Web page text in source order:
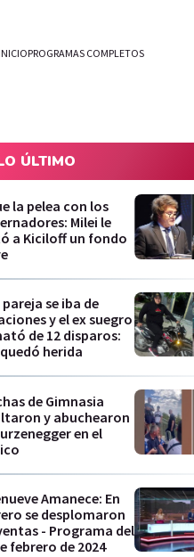
INICIOPROGRAMAS COMPLETOS
ÚLTIMO
la pelea con los
Milei le
a Kiciloff un fondo
pareja se iba de
y el ex suegro
de 12 disparos:
herida
de Gimnasia
y abuchearon
en el
Amanece: En
se desplomaron
- Programa del
febrero de 2024